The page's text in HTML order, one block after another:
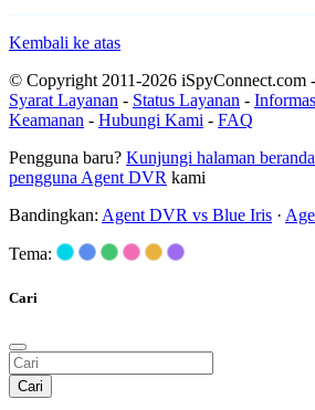
Kembali ke atas
© Copyright 2011-2026 iSpyConnect.com -
Syarat Layanan - Status Layanan -
Keamanan - Hubungi Kami - FAQ
Pengguna baru? Kunjungi halaman beranda
pengguna Agent DVR kami
Bandingkan: Agent DVR vs Blue Iris ·
Tema:
Cari
Cari